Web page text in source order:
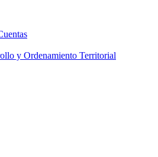
y Ordenamiento Territorial